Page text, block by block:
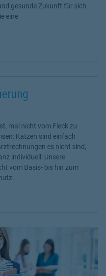
gesunde Zukunft für sich
eine
Tab
mal nicht vom Fleck zu
Katzen sind einfach
es nicht sind,
individuell: Unsere
vom Basis- bis hin zum
Tab